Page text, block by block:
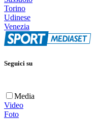
Torino
Udinese
Venezia
Seguici su
Media
Video
Foto